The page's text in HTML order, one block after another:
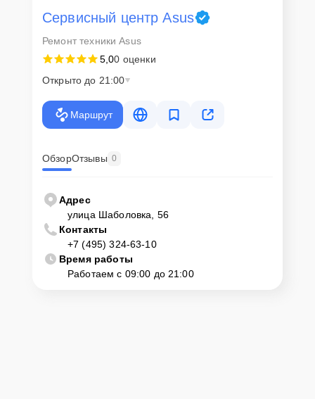
Для запуска процесса ремонта материнской платы Asus ROG Strix
Z590-I Gaming WiFi нужно просто оставить
позвонить телефону горячей линии: +7 (495) 324-63-10. Наши
специалисты оперативно проконсультируют по всем необходимым
вопросам, запишут на диагностику, подскажут с вариантами
и место.
Сервисный центр Asus
Ремонт техники Asus
5,00 оценки
Открыто до 21:00
Маршрут
ОбзорОтзывы 0
Адрес
улица Шаболовка, 56
Контакты
+7 (495) 324-63-10
Время работы
Работаем с 09:00 до 21:00